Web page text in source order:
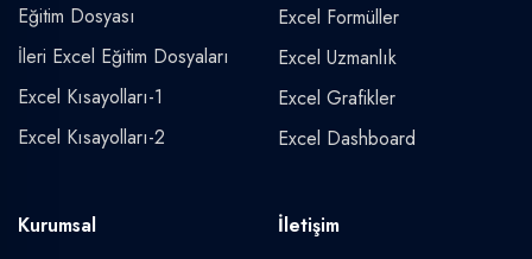
Eğitim Dosyası
İleri Excel Eğitim Dosyaları
Excel Kısayolları-1
Excel Kısayolları-2
Excel Formüller
Excel Uzmanlık
Excel Grafikler
Excel Dashboard
Kurumsal
İletişim